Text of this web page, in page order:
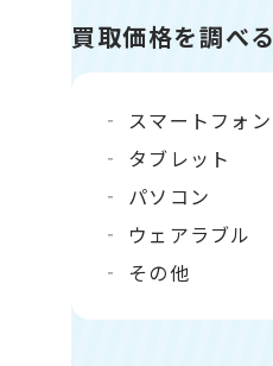
買取価格を調べる
スマートフォン
タブレット
パソコン
ウェアラブル
その他